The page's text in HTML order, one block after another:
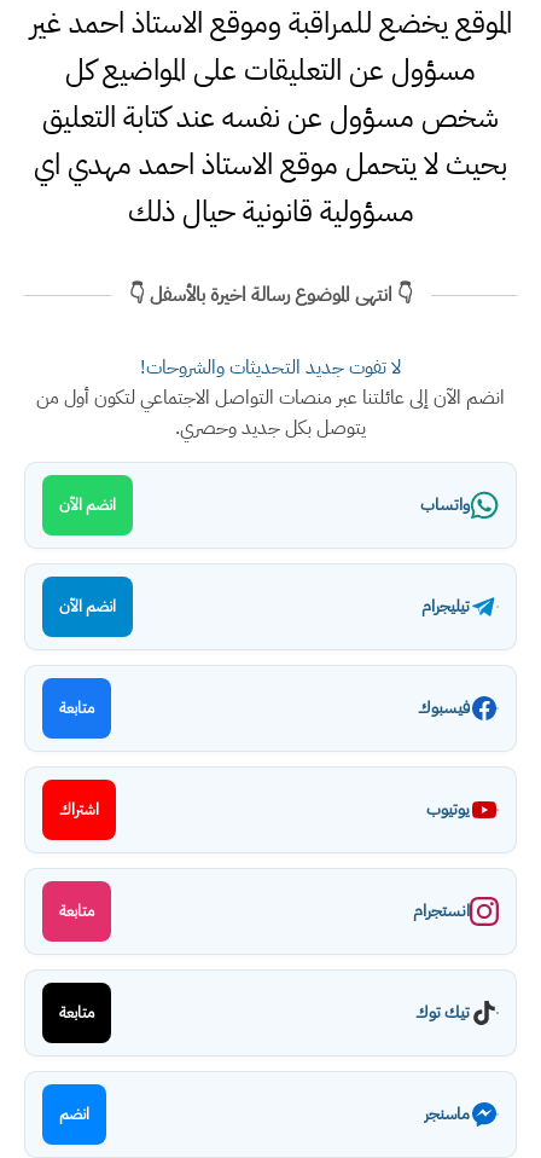
الموقع يخضع للمراقبة وموقع الاستاذ احمد غير
مسؤول عن التعليقات على المواضيع كل
شخص مسؤول عن نفسه عند كتابة التعليق
بحيث لا يتحمل موقع الاستاذ احمد مهدي اي
مسؤولية قانونية حيال ذلك
👇 انتهى الموضوع رسالة اخيرة بالأسفل 👇
لا تفوت جديد التحديثات والشروحات!
انضم الآن إلى عائلتنا عبر منصات التواصل الاجتماعي لتكون أول من
يتوصل بكل جديد وحصري.
واتساب انضم الآن
تيليجرام انضم الآن
فيسبوك متابعة
يوتيوب اشتراك
انستجرام متابعة
تيك توك متابعة
ماسنجر انضم